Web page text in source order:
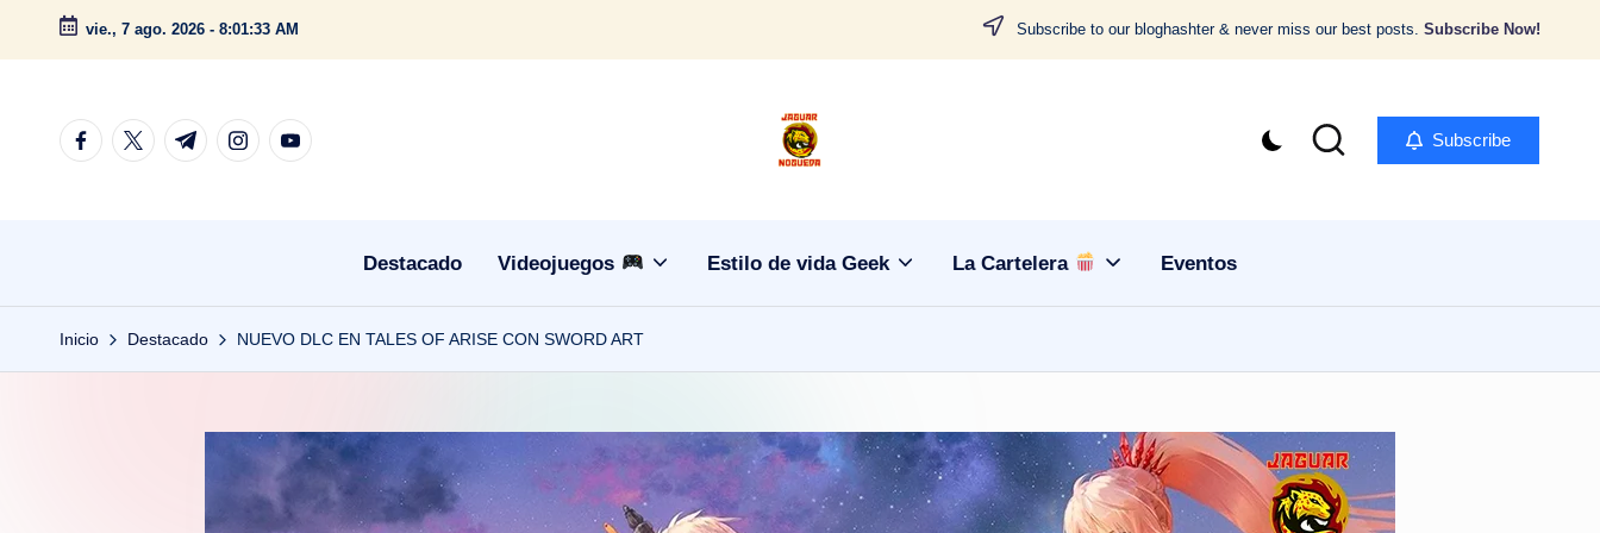
Saltar
contenido
vie., 7 ago. 2026 - 8:01:33 AM Subscribe to our bloghashter & never miss our best posts. Subscribe Now!
facebook.com
twitter.com
t.me instagram.com
youtube.com
J
g
u
a
N
o
CONTENIDO
Subscribe
Destacado Videojuegos Estilo de vida Geek La Cartelera Eventos
Inicio Destacado NUEVO DLC EN TALES OF ARISE CON SWORD ART